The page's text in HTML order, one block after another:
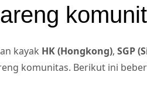
kayak HK (Hongkong),SGP
komunitas. Berikut ini